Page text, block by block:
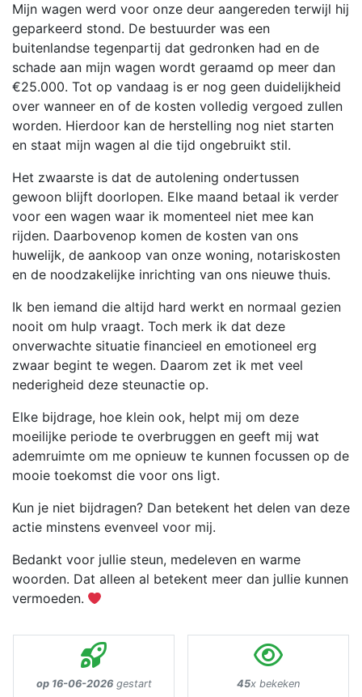
Mijn wagen werd voor onze deur aangereden terwijl hij
geparkeerd stond. De bestuurder was een
buitenlandse tegenpartij dat gedronken had en de
schade aan mijn wagen wordt geraamd op meer dan
€25.000. Tot op vandaag is er nog geen duidelijkheid
over wanneer en of de kosten volledig vergoed zullen
worden. Hierdoor kan de herstelling nog niet starten
en staat mijn wagen al die tijd ongebruikt stil.
Het zwaarste is dat de autolening ondertussen
gewoon blijft doorlopen. Elke maand betaal ik verder
voor een wagen waar ik momenteel niet mee kan
rijden. Daarbovenop komen de kosten van ons
huwelijk, de aankoop van onze woning, notariskosten
en de noodzakelijke inrichting van ons nieuwe thuis.
Ik ben iemand die altijd hard werkt en normaal gezien
nooit om hulp vraagt. Toch merk ik dat deze
onverwachte situatie financieel en emotioneel erg
zwaar begint te wegen. Daarom zet ik met veel
nederigheid deze steunactie op.
Elke bijdrage, hoe klein ook, helpt mij om deze
moeilijke periode te overbruggen en geeft mij wat
ademruimte om me opnieuw te kunnen focussen op de
mooie toekomst die voor ons ligt.
Kun je niet bijdragen? Dan betekent het delen van deze
actie minstens evenveel voor mij.
Bedankt voor jullie steun, medeleven en warme
woorden. Dat alleen al betekent meer dan jullie kunnen
vermoeden.
op 16-06-2026gestart 45x bekeken